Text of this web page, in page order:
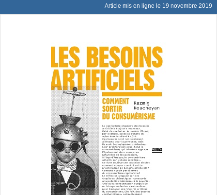
Article mis en ligne le 19 novembre 2019